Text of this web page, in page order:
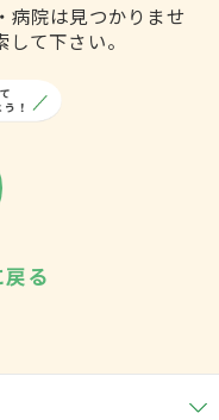
病院は見つかりませ
て下さい。
る